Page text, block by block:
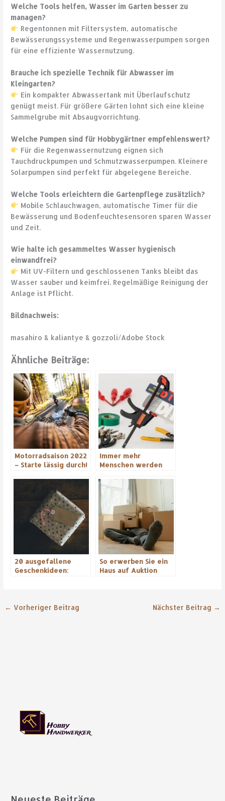
Welche Tools helfen, Wasser im Garten besser zu
managen?
Regentonnen mit Filtersystem, automatische
Bewässerungssysteme und Regenwasserpumpen sorgen
für eine effiziente Wassernutzung.
Brauche ich spezielle Technik für Abwasser im
Kleingarten?
Ein kompakter Abwassertank mit Überlaufschutz
genügt meist. Für größere Gärten lohnt sich eine kleine
Sammelgrube mit Absaugvorrichtung.
Welche Pumpen sind für Hobbygärtner empfehlenswert?
Für die Regenwassernutzung eignen sich
Tauchdruckpumpen und Schmutzwasserpumpen. Kleinere
Solarpumpen sind perfekt für abgelegene Bereiche.
Welche Tools erleichtern die Gartenpflege zusätzlich?
Mobile Schlauchwagen, automatische Timer für die
Bewässerung und Bodenfeuchtesensoren sparen Wasser
und Zeit.
Wie halte ich gesammeltes Wasser hygienisch
einwandfrei?
Mit UV-Filtern und geschlossenen Tanks bleibt das
Wasser sauber und keimfrei. Regelmäßige Reinigung der
Anlage ist Pflicht.
Bildnachweis:
masahiro & kaliantye & gozzoli/Adobe Stock
Ähnliche Beiträge:
Motorradsaison 2022
– Starte lässig durch!
Immer mehr
Menschen werden
20 ausgefallene
Geschenkideen:
So erwerben Sie ein
Haus auf Auktion
← Vorheriger Beitrag Nächster Beitrag →